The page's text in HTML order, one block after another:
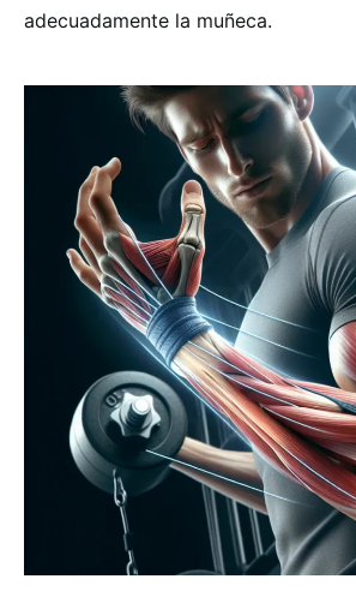
adecuadamente la muñeca.